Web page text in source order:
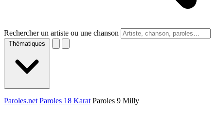
Rechercher un artiste ou une chanson
Thématiques
Paroles.net Paroles 18 Karat Paroles 9 Milly